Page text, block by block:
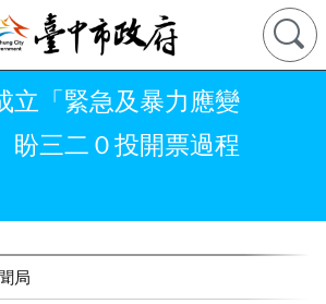
立「緊急及暴力應變
三二０投開票過程
局